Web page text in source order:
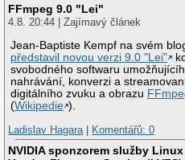
FFmpeg 9.0 "Lei"
4.8. 20:44 | Zajímavý článek
Jean-Baptiste Kempf na svém
představil novou verzi 9.0 "Lei"
svobodného softwaru
nahrávání, konverzi a
digitálního zvuku a obrazu
(Wikipedie ).
Ladislav Hagara
Komentářů: 0
NVIDIA sponzorem služby Linux